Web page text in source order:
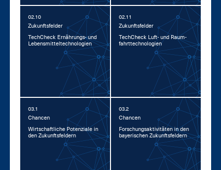
02.10
Zu­kunfts­fel­der
Tech­Check Er­näh­rungs- und
Le­bens­mit­tel­tech­no­lo­gi­en
02.11
Zu­kunfts­fel­der
Tech­Check Luft- und Raum­
fahrt­tech­no­lo­gi­en
03.1
Chan­cen
Wirt­schaft­li­che Po­ten­zia­le in
den Zu­kunfts­fel­dern
03.2
Chan­cen
For­schungs­ak­ti­vi­tä­ten in den
baye­ri­schen Zu­kunfts­fel­dern